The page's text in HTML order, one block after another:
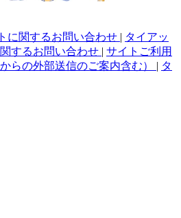
に関するお問い合わせ | タイアッ
するお問い合わせ | サイトご利用
らの外部送信のご案内含む） | タ